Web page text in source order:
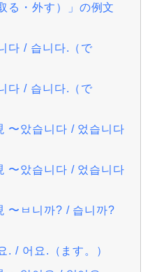
る・外す）」の例文
다 / 습니다.（で
다 / 습니다.（で
〜았습니다 / 었습니다
〜았습니다 / 었습니다
〜ㅂ니까? / 습니까?
. / 어요.（ます。）